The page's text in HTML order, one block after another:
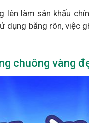
làm sân khấu
dụng băng rôn, việc
chuông vàng